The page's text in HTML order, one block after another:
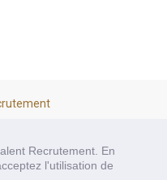
Recrutement. En
l'utilisation de
par
recrutement